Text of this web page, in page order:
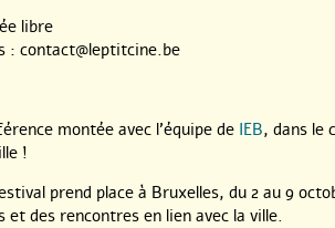
libre
: contact@leptitcine.be
montée avec l’équipe de IEB, dans le
!
prend place à Bruxelles, du 2 au 9
et des rencontres en lien avec la ville.